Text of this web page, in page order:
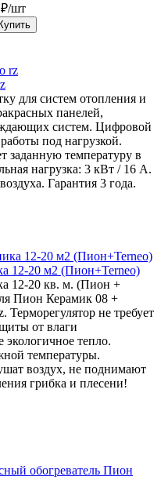
₽/шт
для систем отопления и
панелей,
систем. Цифровой
под нагрузкой.
заданную температуру в
нагрузка: 3 кВт / 16 А.
Гарантия 3 года.
12-20 м2 (Пион+Terneo)
12-20 кв. м. (Пион +
Пион Керамик 08 +
Терморегулятор не требует
от влаги
экологичное тепло.
температуры.
воздух, не поднимают
грибка и плесени!